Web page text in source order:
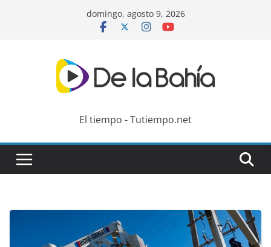
domingo, agosto 9, 2026
El tiempo - Tutiempo.net